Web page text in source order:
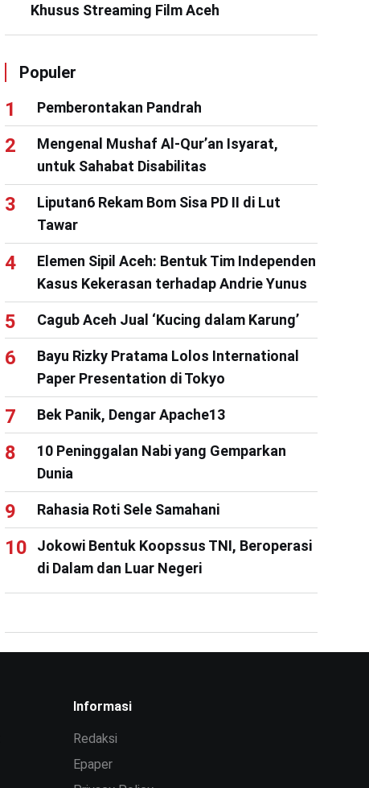
Khusus Streaming Film Aceh
Populer
Pemberontakan Pandrah
Mengenal Mushaf Al-Qur’an Isyarat,
untuk Sahabat Disabilitas
Liputan6 Rekam Bom Sisa PD II di Lut
Tawar
Elemen Sipil Aceh: Bentuk Tim Independen
Kasus Kekerasan terhadap Andrie Yunus
Cagub Aceh Jual ‘Kucing dalam Karung’
Bayu Rizky Pratama Lolos International
Paper Presentation di Tokyo
Bek Panik, Dengar Apache13
10 Peninggalan Nabi yang Gemparkan
Dunia
Rahasia Roti Sele Samahani
Jokowi Bentuk Koopssus TNI, Beroperasi
di Dalam dan Luar Negeri
Informasi
Redaksi
Epaper